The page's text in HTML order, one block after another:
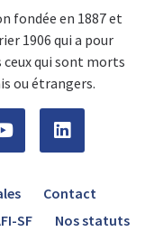
fondée en 1887 et
1906 qui a pour
qui sont morts
ou étrangers.
Contact
SF Nos statuts